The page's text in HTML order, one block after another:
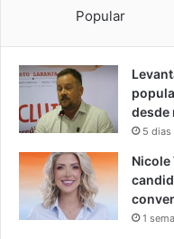
Popular
desde
5 dias
Nicole
1